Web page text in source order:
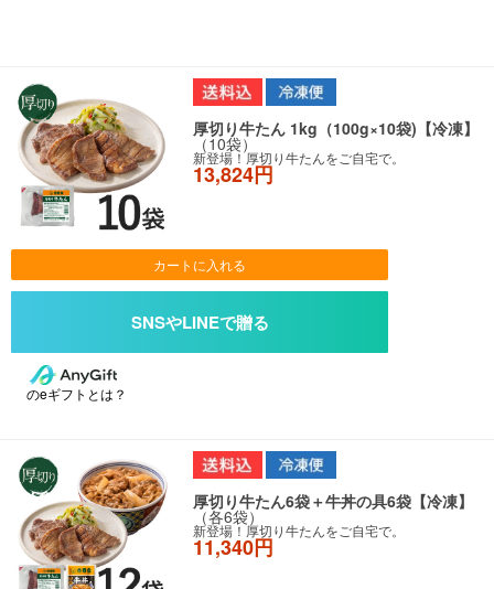
厚切り牛たん 1kg（100g×10袋)【冷凍】
（10袋）
新登場！厚切り牛たんをご自宅で。
13,824円
カートに入れる
のeギフトとは？
厚切り牛たん6袋＋牛丼の具6袋【冷凍】
（各6袋）
新登場！厚切り牛たんをご自宅で。
11,340円